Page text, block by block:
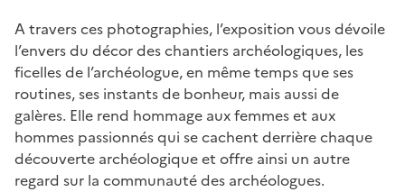
A travers ces photographies, l’exposition vous dévoile
l’envers du décor des chantiers archéologiques, les
ficelles de l’archéologue, en même temps que ses
routines, ses instants de bonheur, mais aussi de
galères. Elle rend hommage aux femmes et aux
hommes passionnés qui se cachent derrière chaque
découverte archéologique et offre ainsi un autre
regard sur la communauté des archéologues.